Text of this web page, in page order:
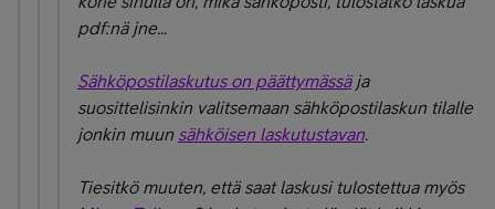
pdf:nä jne...
Sähköpostilaskutus on päättymässäja
suosittelisinkinvalitsemaan sähköpostilaskun tilalle
jonkin muun sähköisen laskutustavan.
Tiesitkö muuten, että saat laskusi tulostettua myös